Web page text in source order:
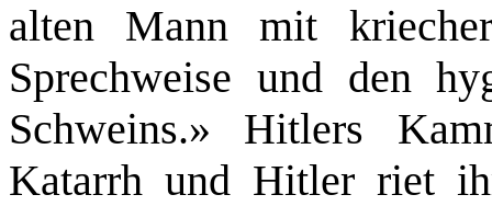
alten Mann mit
Sprechweise und den
Schweins.» Hitlers
Katarrh und Hitler riet